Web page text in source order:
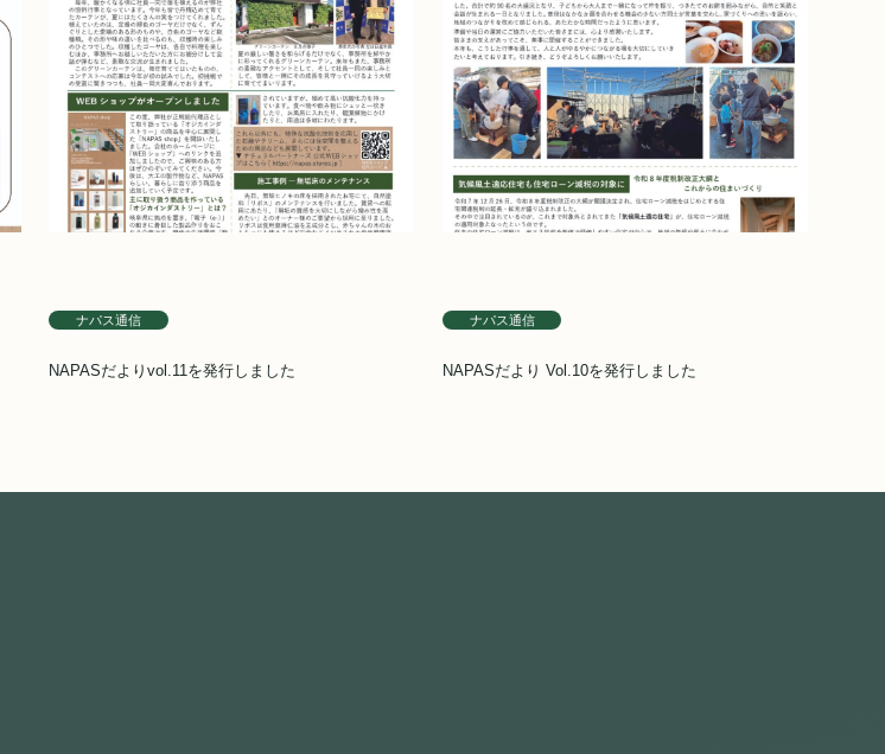
ナパス通信
NAPASだよりvol.11を発行しました
ナパス通信
NAPASだより Vol.10を発行しました